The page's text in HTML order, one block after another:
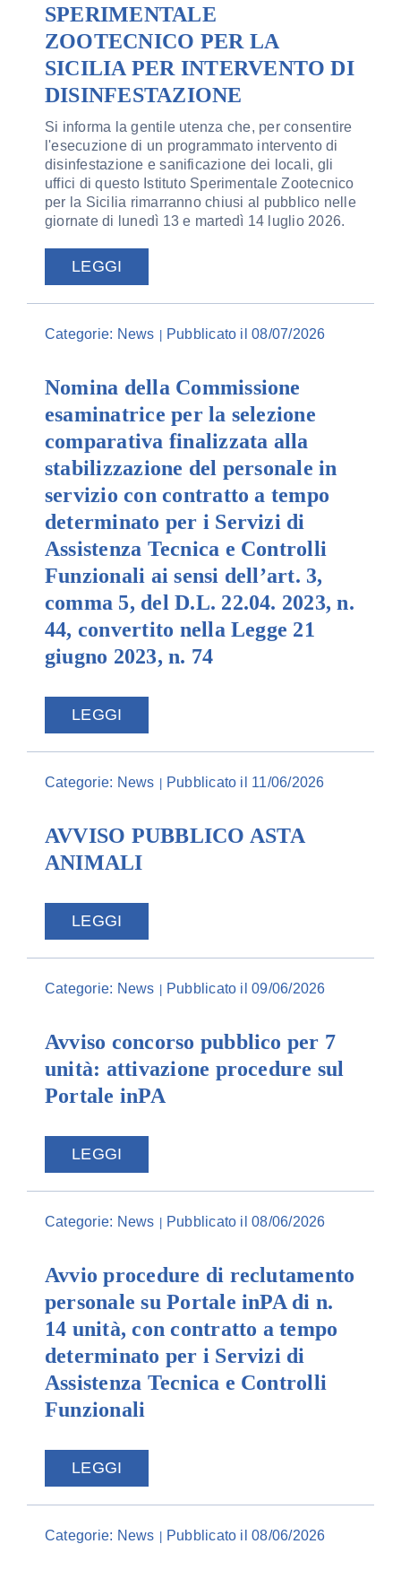
SPERIMENTALE
ZOOTECNICO PER LA
SICILIA PER INTERVENTO DI
DISINFESTAZIONE
Si informa la gentile utenza che, per consentire
l'esecuzione di un programmato intervento di
disinfestazione e sanificazione dei locali, gli
uffici di questo Istituto Sperimentale Zootecnico
per la Sicilia rimarranno chiusi al pubblico nelle
giornate di lunedì 13 e martedì 14 luglio 2026.
LEGGI
Categorie: News | Pubblicato il 08/07/2026
Nomina della Commissione
esaminatrice per la selezione
comparativa finalizzata alla
stabilizzazione del personale in
servizio con contratto a tempo
determinato per i Servizi di
Assistenza Tecnica e Controlli
Funzionali ai sensi dell’art. 3,
comma 5, del D.L. 22.04. 2023, n.
44, convertito nella Legge 21
giugno 2023, n. 74
LEGGI
Categorie: News | Pubblicato il 11/06/2026
AVVISO PUBBLICO ASTA
ANIMALI
LEGGI
Categorie: News | Pubblicato il 09/06/2026
Avviso concorso pubblico per 7
unità: attivazione procedure sul
Portale inPA
LEGGI
Categorie: News | Pubblicato il 08/06/2026
Avvio procedure di reclutamento
personale su Portale inPA di n.
14 unità, con contratto a tempo
determinato per i Servizi di
Assistenza Tecnica e Controlli
Funzionali
LEGGI
Categorie: News | Pubblicato il 08/06/2026